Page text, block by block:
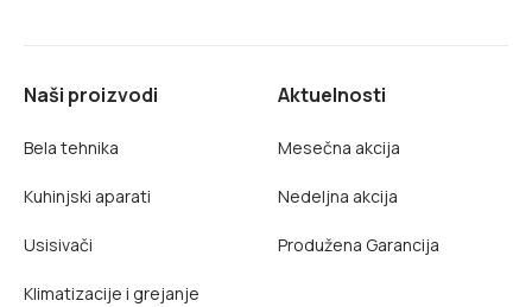
Naši proizvodi
Bela tehnika
Kuhinjski aparati
Usisivači
Klimatizacije i grejanje
Aktuelnosti
Mesečna akcija
Nedeljna akcija
Produžena Garancija